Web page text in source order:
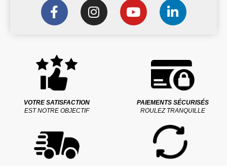
VOTRE SATISFACTION
EST NOTRE OBJECTIF
PAIEMENTS SÉCURISÉS
ROULEZ TRANQUILLE